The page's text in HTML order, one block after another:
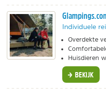
Individuele
Overdekte
Huisdieren
BEKIJK